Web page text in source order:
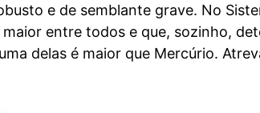
e de semblante grave. No
entre todos e que, sozinho,
delas é maior que Mercúrio.